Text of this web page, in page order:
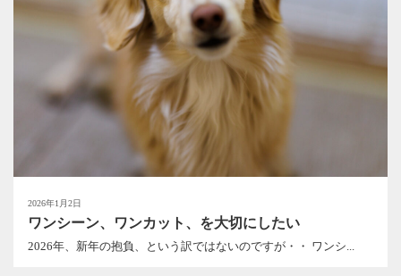
2026年1月2日
ワンシーン、ワンカット、を大切にしたい
2026年、新年の抱負、という訳ではないのですが・・ ワンシ...